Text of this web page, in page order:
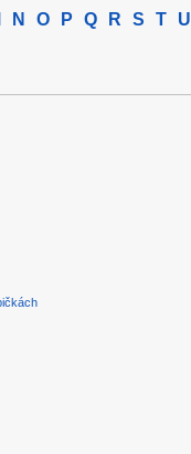
N O P Q R S T U